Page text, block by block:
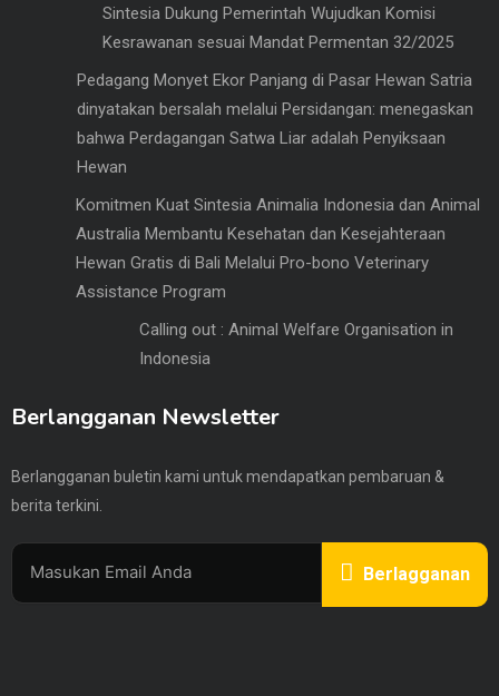
Sintesia Dukung Pemerintah Wujudkan Komisi
Kesrawanan sesuai Mandat Permentan 32/2025
Pedagang Monyet Ekor Panjang di Pasar Hewan Satria
dinyatakan bersalah melalui Persidangan: menegaskan
bahwa Perdagangan Satwa Liar adalah Penyiksaan
Hewan
Komitmen Kuat Sintesia Animalia Indonesia dan Animal
Australia Membantu Kesehatan dan Kesejahteraan
Hewan Gratis di Bali Melalui Pro-bono Veterinary
Assistance Program
Calling out : Animal Welfare Organisation in
Indonesia
Berlangganan Newsletter
Berlangganan buletin kami untuk mendapatkan pembaruan &
berita terkini.
Berlagganan